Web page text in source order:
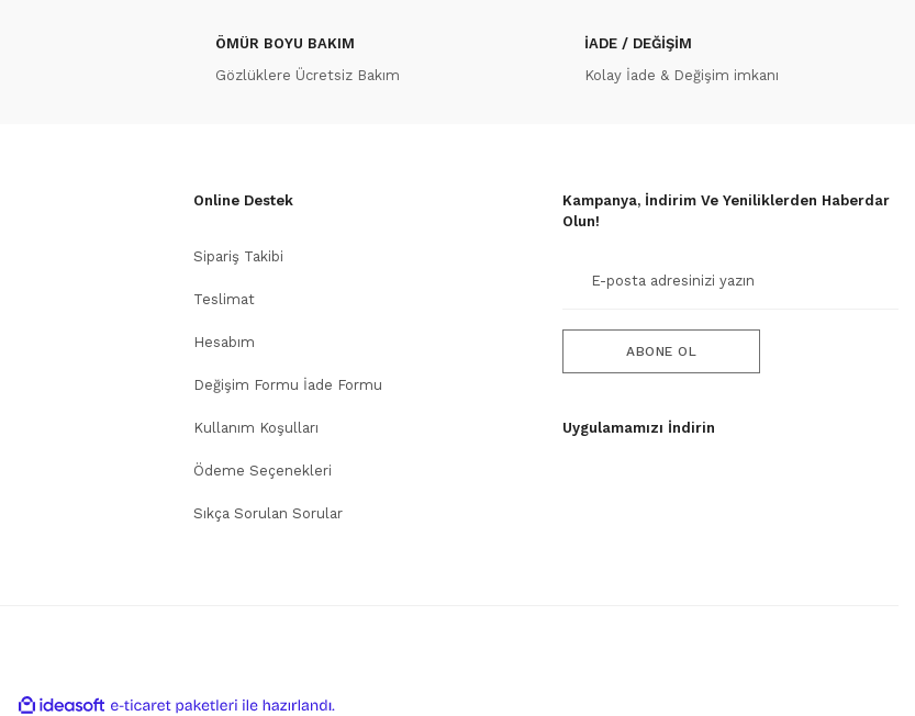
ÖMÜR BOYU BAKIM
Gözlüklere Ücretsiz Bakım
İADE / DEĞİŞİM
Kolay İade & Değişim imkanı
Online Destek
Sipariş Takibi
Teslimat
Hesabım
Değişim Formu İade Formu
Kullanım Koşulları
Ödeme Seçenekleri
Sıkça Sorulan Sorular
Kampanya, İndirim Ve Yeniliklerden Haberdar
Olun!
ABONE OL
Uygulamamızı İndirin
ideasoft e-